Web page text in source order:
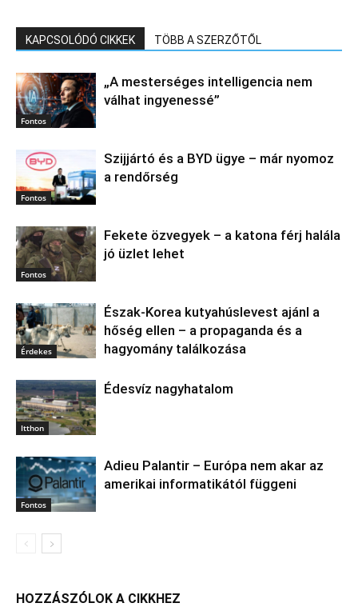
KAPCSOLÓDÓ CIKKEK TÖBB A SZERZŐTŐL
Fontos
„A mesterséges intelligencia nem
válhat ingyenessé”
Fontos
Szijjártó és a BYD ügye – már nyomoz
a rendőrség
Fontos
Fekete özvegyek – a katona férj halála
jó üzlet lehet
Érdekes
Észak‑Korea kutyahúslevest ajánl a
hőség ellen – a propaganda és a
hagyomány találkozása
Itthon
Édesvíz nagyhatalom
Fontos
Adieu Palantir – Európa nem akar az
amerikai informatikától függeni
HOZZÁSZÓLOK A CIKKHEZ